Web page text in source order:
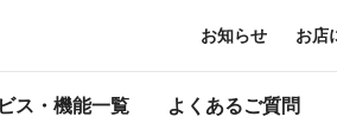
ス・機能一覧 よくあるご質問
お知らせ お店